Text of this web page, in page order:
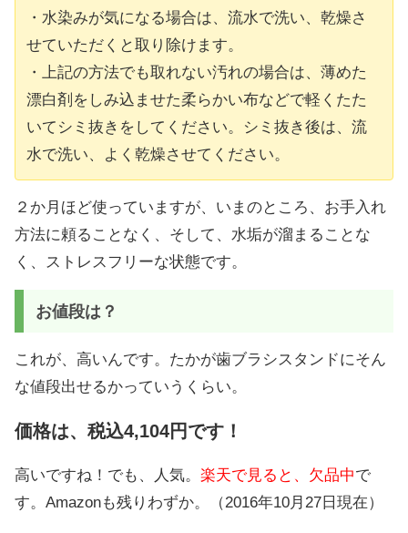
・水染みが気になる場合は、流水で洗い、乾燥さ
せていただくと取り除けます。
・上記の方法でも取れない汚れの場合は、薄めた
漂白剤をしみ込ませた柔らかい布などで軽くたた
いてシミ抜きをしてください。シミ抜き後は、流
水で洗い、よく乾燥させてください。
２か月ほど使っていますが、いまのところ、お手入れ
方法に頼ることなく、そして、水垢が溜まることな
く、ストレスフリーな状態です。
お値段は？
これが、高いんです。たかが歯ブラシスタンドにそん
な値段出せるかっていうくらい。
価格は、税込4,104円です！
高いですね！でも、人気。 楽天で見ると、欠品中で
す。Amazonも残りわずか。（2016年10月27日現在）